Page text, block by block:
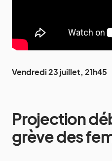
Vendredi 23 juillet, 21h45
Projection
grève des